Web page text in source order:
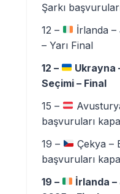
Şarkı
12 –
İrlanda
– Yarı Final
12 –
Ukrayna
Seçimi – Final
15 –
başvuruları
19 –
Çekya –
başvuruları
19 –
İrlanda